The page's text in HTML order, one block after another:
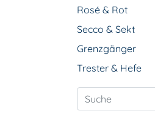
Rosé & Rot
Secco & Sekt
Grenzgänger
Trester & Hefe